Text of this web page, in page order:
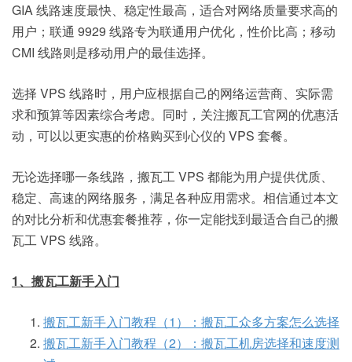
GIA 线路速度最快、稳定性最高，适合对网络质量要求高的
用户；联通 9929 线路专为联通用户优化，性价比高；移动
CMI 线路则是移动用户的最佳选择。
选择 VPS 线路时，用户应根据自己的网络运营商、实际需
求和预算等因素综合考虑。同时，关注搬瓦工官网的优惠活
动，可以以更实惠的价格购买到心仪的 VPS 套餐。
无论选择哪一条线路，搬瓦工 VPS 都能为用户提供优质、
稳定、高速的网络服务，满足各种应用需求。相信通过本文
的对比分析和优惠套餐推荐，你一定能找到最适合自己的搬
瓦工 VPS 线路。
1、搬瓦工新手入门
搬瓦工新手入门教程（1）：搬瓦工众多方案怎么选择
搬瓦工新手入门教程（2）：搬瓦工机房选择和速度测